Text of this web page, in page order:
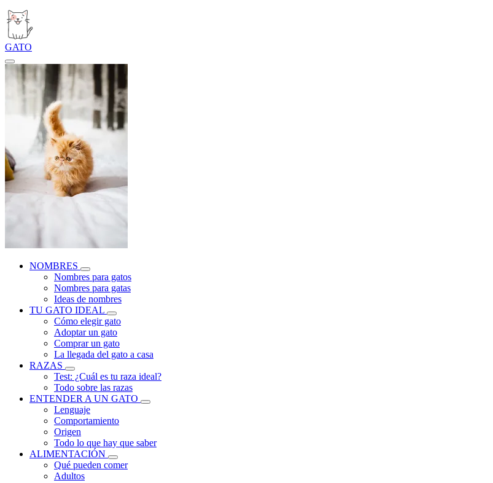
GATO
NOMBRES
Nombres para gatos
Nombres para gatas
Ideas de nombres
TU GATO IDEAL
Cómo elegir gato
Adoptar un gato
Comprar un gato
La llegada del gato a casa
RAZAS
Test: ¿Cuál es tu raza ideal?
Todo sobre las razas
ENTENDER A UN GATO
Lenguaje
Comportamiento
Origen
Todo lo que hay que saber
ALIMENTACIÓN
Qué pueden comer
Adultos